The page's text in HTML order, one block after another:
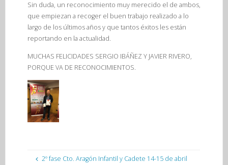
Sin duda, un reconocimiento muy merecido el de ambos,
que empiezan a recoger el buen trabajo realizado a lo
largo de los últimos años y que tantos éxitos les están
reportando en la actualidad.
MUCHAS FELICIDADES SERGIO IBÁÑEZ Y JAVIER RIVERO,
PORQUE VA DE RECONOCIMIENTOS.
2º fase Cto. Aragón Infantil y Cadete 14-15 de abril